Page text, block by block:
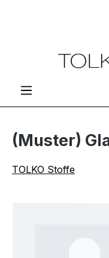
Zum Hauptinhalt
(Muster)
TOLKO Stoffe